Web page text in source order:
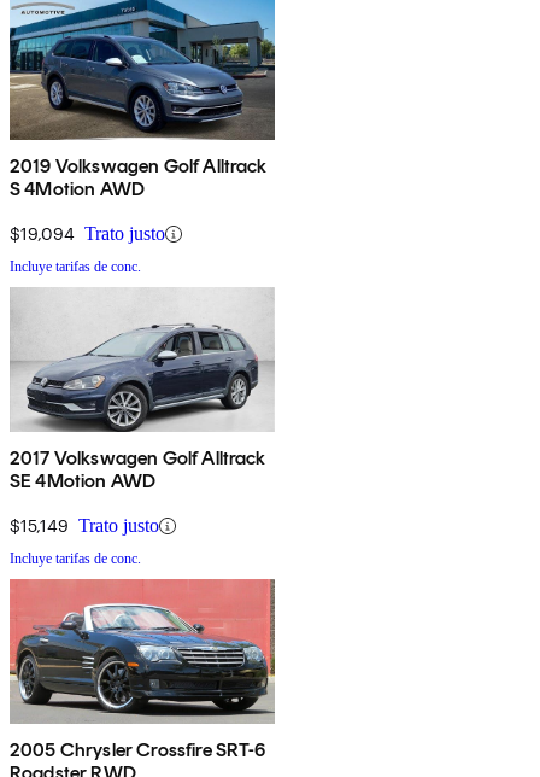
2019 Volkswagen Golf Alltrack
S 4Motion AWD
$19,094 Trato justo
Incluye tarifas de conc.
2017 Volkswagen Golf Alltrack
SE 4Motion AWD
$15,149 Trato justo
Incluye tarifas de conc.
2005 Chrysler Crossfire SRT-6